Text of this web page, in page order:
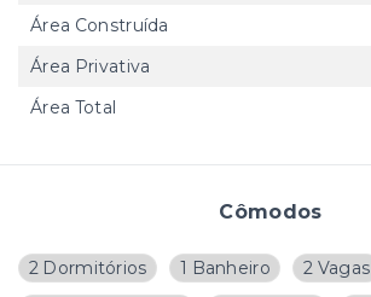
Cômodos
2 Dormitórios 1 Banheiro
2 Vagas
Área Construída
Área Privativa
Área Total